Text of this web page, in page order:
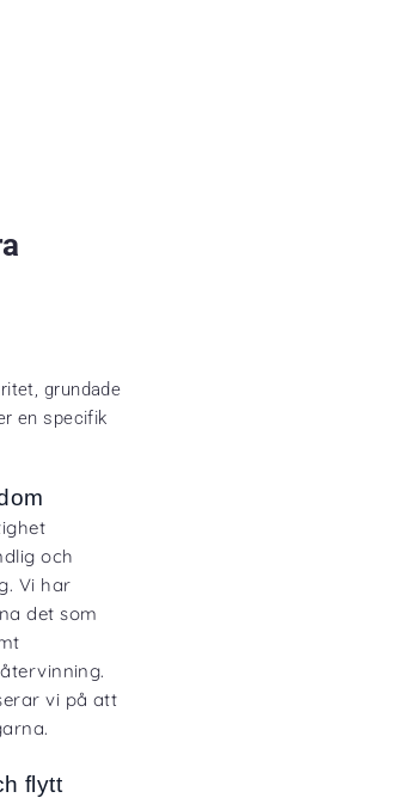
grundade
en specifik
och
Vi har
det som
vi på att
flytt